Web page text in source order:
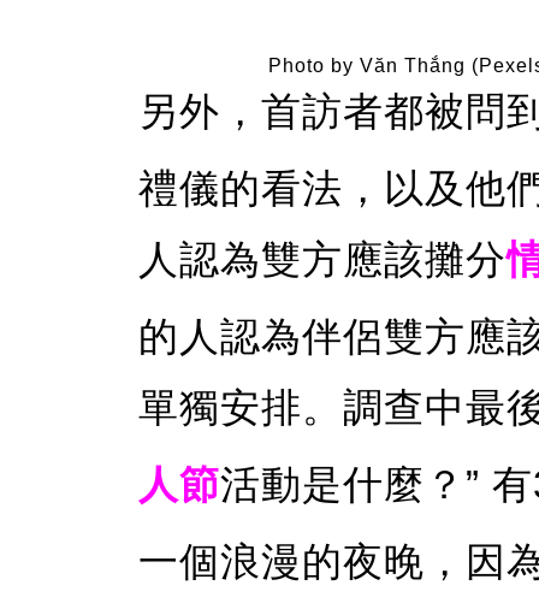
Photo by Văn Thắng
另外，首訪者都被問
禮儀的看法，以及他
人認為雙方應該攤分
的人認為伴侶雙方應
單獨安排。調查中最
人節活動是什麼？”
一個浪漫的夜晚，因